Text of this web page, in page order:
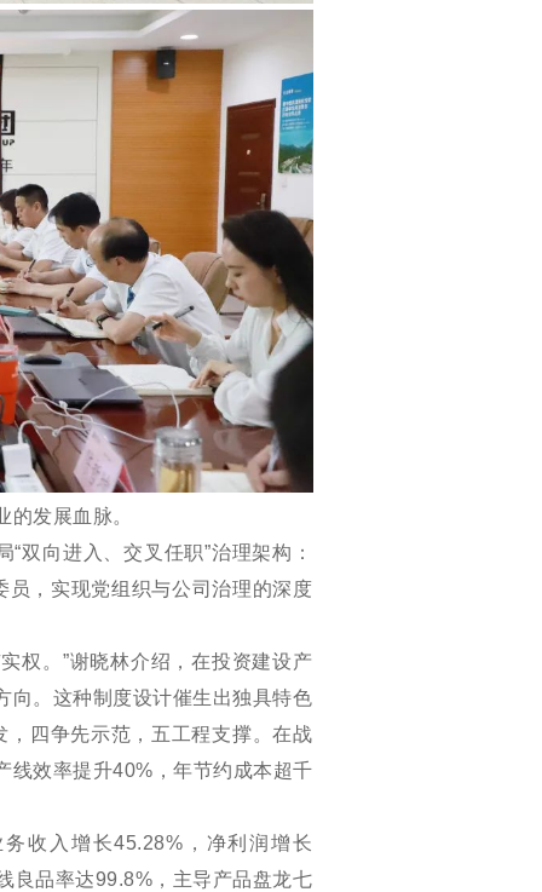
发展血脉。
“双向进入、交叉任职”治理架构：
，实现党组织与公司治理的深度
权。”谢晓林介绍，在投资建设产
向。这种制度设计催生出独具特色
，四争先示范，五工程支撑。在战
线效率提升40%，年节约成本超千
务收入增长45.28%，净利润增长
良品率达99.8%，主导产品盘龙七